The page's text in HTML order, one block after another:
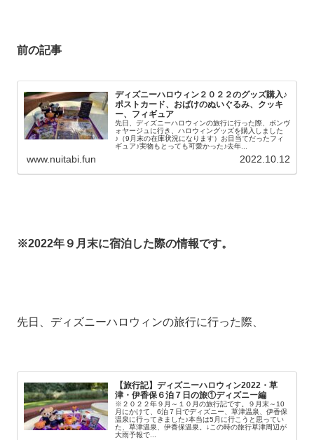
前の記事
ディズニーハロウィン２０２２のグッズ購入♪
ポストカード、おばけのぬいぐるみ、クッキ
ー、フィギュア
先日、ディズニーハロウィンの旅行に行った際、ボンヴ
ォヤージュに行き、ハロウィングッズを購入しました
♪（9月末の在庫状況になります）お目当てだったフィ
ギュア♪実物もとっても可愛かった♪去年...
www.nuitabi.fun 2022.10.12
※2022年９月末に宿泊した際の情報です。
先日、ディズニーハロウィンの旅行に行った際、
【旅行記】ディズニーハロウィン2022・草
津・伊香保６泊７日の旅①ディズニー編
※２０２２年９月～１０月の旅行記です。９月末～10
月にかけて、6泊７日でディズニー、草津温泉、伊香保
温泉に行ってきました♪本当は5月に行こうと思ってい
た、草津温泉、伊香保温泉。↓この時の旅行草津周辺が
大雨予報で...